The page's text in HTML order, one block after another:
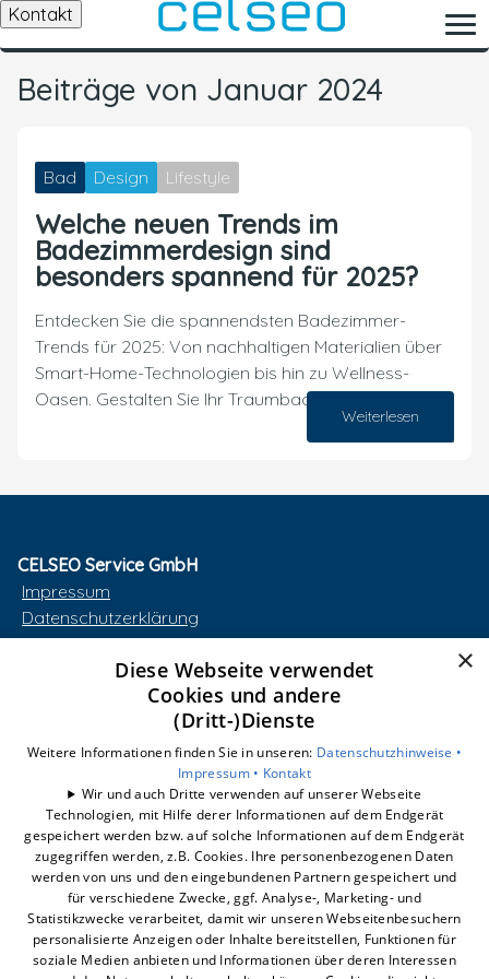
Kontakt
Beiträge von Januar 2024
Bad Design Lifestyle
Welche neuen Trends im
Badezimmerdesign sind
besonders spannend für 2025?
Entdecken Sie die spannendsten Badezimmer-
Trends für 2025: Von nachhaltigen Materialien über
Smart-Home-Technologien bis hin zu Wellness-
Oasen. Gestalten Sie Ihr Traumbad der Zukunft!
Weiterlesen
CELSEO Service GmbH
Impressum
Datenschutzerklärung
AGB
Barrierefreiheitserklärung
smart-box
Photovoltaik
Dynamischer Stromtarif
E-Mobilität
Unternehmen
×
Diese Webseite verwendet
Cookies und andere
(Dritt-)Dienste
Weitere Informationen finden Sie in unseren: Datenschutzhinweise •
Impressum • Kontakt
Wir und auch Dritte verwenden auf unserer Webseite
Technologien, mit Hilfe derer Informationen auf dem Endgerät
gespeichert werden bzw. auf solche Informationen auf dem Endgerät
zugegriffen werden, z.B. Cookies. Ihre personenbezogenen Daten
werden von uns und den eingebundenen Partnern gespeichert und
für verschiedene Zwecke, ggf. Analyse-, Marketing- und
Statistikzwecke verarbeitet, damit wir unseren Webseitenbesuchern
personalisierte Anzeigen oder Inhalte bereitstellen, Funktionen für
soziale Medien anbieten und Informationen über deren Interessen